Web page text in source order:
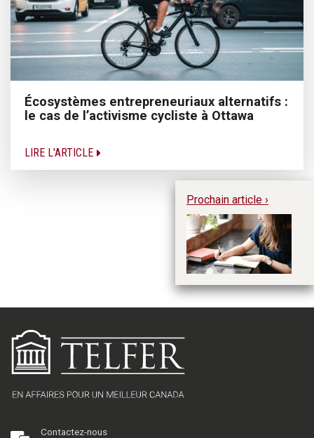
Écosystèmes entrepreneuriaux alternatifs :
le cas de l’activisme cycliste à Ottawa
LIRE L'ARTICLE
Prochain article ›
Contactez-nous